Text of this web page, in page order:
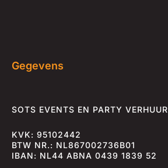
Gegevens
SOTS EVENTS EN PARTY VERHUUR
KVK: 95102442
BTW NR.: NL867002736B01
IBAN: NL44 ABNA 0439 1839 52